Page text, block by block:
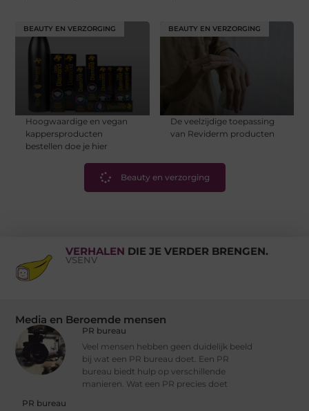
BEAUTY EN VERZORGING
Hoogwaardige en vegan
kappersproducten
bestellen doe je hier
BEAUTY EN VERZORGING
De veelzijdige toepassing
van Reviderm producten
Beauty en verzorging
VERHALEN DIE JE VERDER BRENGEN.
VSENV
Media en Beroemde mensen
PR bureau
Veel mensen hebben geen duidelijk beeld
bij wat een PR bureau doet. Een PR
bureau biedt hulp op verschillende
manieren. Wat een PR precies doet
PR bureau